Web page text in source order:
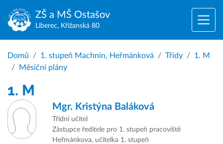
ZŠ a MŠ Ostašov
Liberec, Křižanská 80
Domů 1. stupeň Machnín, Heřmánková Třídy
1. M
Měsíční plány
1. M
Mgr. Kristýna Baláková
Třídní učitel
Zástupce ředitele pro 1. stupeň pracoviště
Heřmánkova, učitelka 1. stupeň